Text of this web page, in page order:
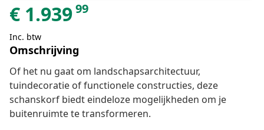
€ 1.93999
Inc. btw
Omschrijving
Of het nu gaat om landschapsarchitectuur,
tuindecoratie of functionele constructies, deze
schanskorf biedt eindeloze mogelijkheden om je
buitenruimte te transformeren.